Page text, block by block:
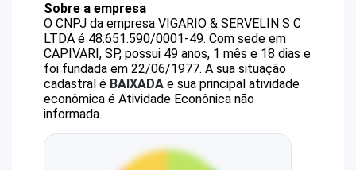
Sobre a empresa
O CNPJ da empresa VIGARIO & SERVELIN S C
LTDA é 48.651.590/0001-49. Com sede em
CAPIVARI, SP, possui 49 anos, 1 mês e 18 dias e
foi fundada em 22/06/1977. A sua situação
cadastral é BAIXADA e sua principal atividade
econômica é Atividade Econônica não
informada.